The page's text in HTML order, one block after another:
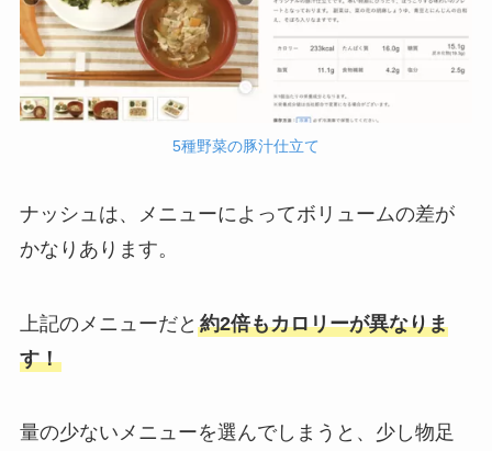
5種野菜の豚汁仕立て
ナッシュは、メニューによってボリュームの差が
かなりあります。
上記のメニューだと 約2倍もカロリーが異なりま
す！
量の少ないメニューを選んでしまうと、少し物足